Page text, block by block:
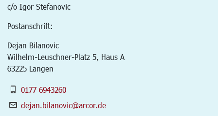
c/o Igor Stefanovic
Postanschrift:
Dejan Bilanovic
Wilhelm-Leuschner-Platz 5, Haus A
63225 Langen
0177 6943260
dejan.bilanovic@arcor.de